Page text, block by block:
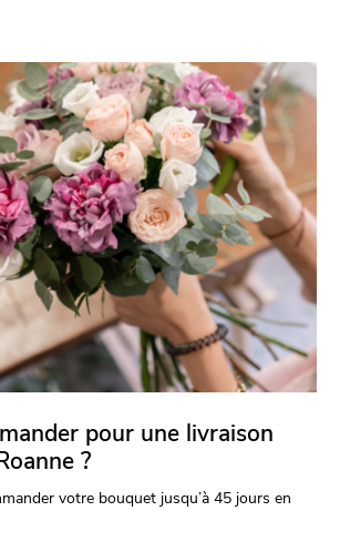
pour une livraison
?
votre bouquet jusqu’à 45 jours en